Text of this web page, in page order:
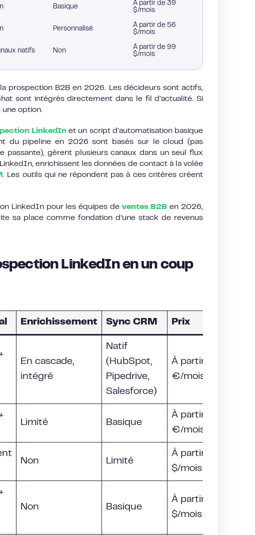
Basique
À partir de 39
$/mois
Personnalisé
À partir de 56
$/mois
natifs Non
À partir de 99
$/mois
prospection B2B en 2026. Les décideurs sont actifs,
sont intégrés directement dans le fil d’actualité. Si
une option.
LinkedInet un script d’automatisation basique
du pipeline en 2026 sont basés sur le cloud (pas
passante), gèrent plusieurs canaux dans un seul flux
enrichissent les données de contact à la volée
. Les outils qui ne répondent pas à ces critères créent
LinkedIn pour les équipes de ventes B2B en 2026,
sa place comme fondation d’une stack de revenus
LinkedIn en un coup
Enrichissement Sync CRM Prix
En cascade,
intégré
Natif
(HubSpot,
Pipedrive,
Salesforce)
À partir de 60
€/mois/identité
Limité Basique
À partir de 56
€/mois
Non Limité
À partir de 79
$/mois
Non Basique
À partir de 99
$/mois